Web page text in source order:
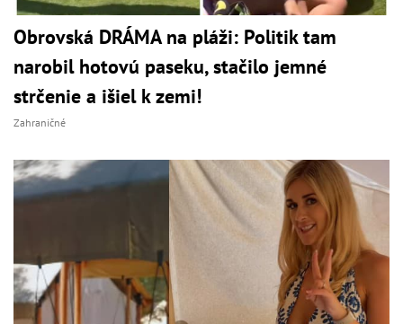
Obrovská DRÁMA na pláži: Politik tam
narobil hotovú paseku, stačilo jemné
strčenie a išiel k zemi!
Zahraničné